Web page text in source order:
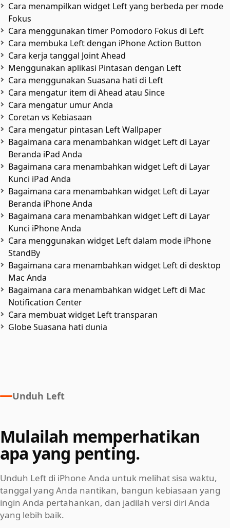
Cara menampilkan widget Left yang berbeda per mode
Fokus
Cara menggunakan timer Pomodoro Fokus di Left
Cara membuka Left dengan iPhone Action Button
Cara kerja tanggal Joint Ahead
Menggunakan aplikasi Pintasan dengan Left
Cara menggunakan Suasana hati di Left
Cara mengatur item di Ahead atau Since
Cara mengatur umur Anda
Coretan vs Kebiasaan
Cara mengatur pintasan Left Wallpaper
Bagaimana cara menambahkan widget Left di Layar
Beranda iPad Anda
Bagaimana cara menambahkan widget Left di Layar
Kunci iPad Anda
Bagaimana cara menambahkan widget Left di Layar
Beranda iPhone Anda
Bagaimana cara menambahkan widget Left di Layar
Kunci iPhone Anda
Cara menggunakan widget Left dalam mode iPhone
StandBy
Bagaimana cara menambahkan widget Left di desktop
Mac Anda
Bagaimana cara menambahkan widget Left di Mac
Notification Center
Cara membuat widget Left transparan
Globe Suasana hati dunia
Unduh Left
Mulailah memperhatikan
apa yang penting.
Unduh Left di iPhone Anda untuk melihat sisa waktu,
tanggal yang Anda nantikan, bangun kebiasaan yang
ingin Anda pertahankan, dan jadilah versi diri Anda
yang lebih baik.